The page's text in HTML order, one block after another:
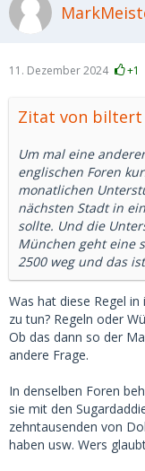
11. Dezember 2024 +1
Zitat von biltert
Um mal eine
englischen Foren
monatlichen
nächsten Stadt in
sollte. Und die
München geht eine
2500 weg und das
Was hat diese Regel
zu tun? Regeln oder
Ob das dann so der
andere Frage.
In denselben Foren
sie mit den
zehntausenden von
haben usw. Wers